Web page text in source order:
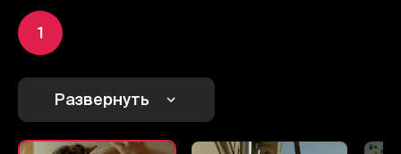
1
Развернуть